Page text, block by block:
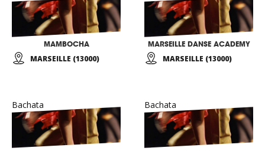
MAMBOCHA
MARSEILLE (13000)
MARSEILLE DANSE ACADEMY
MARSEILLE (13000)
Bachata Bachata